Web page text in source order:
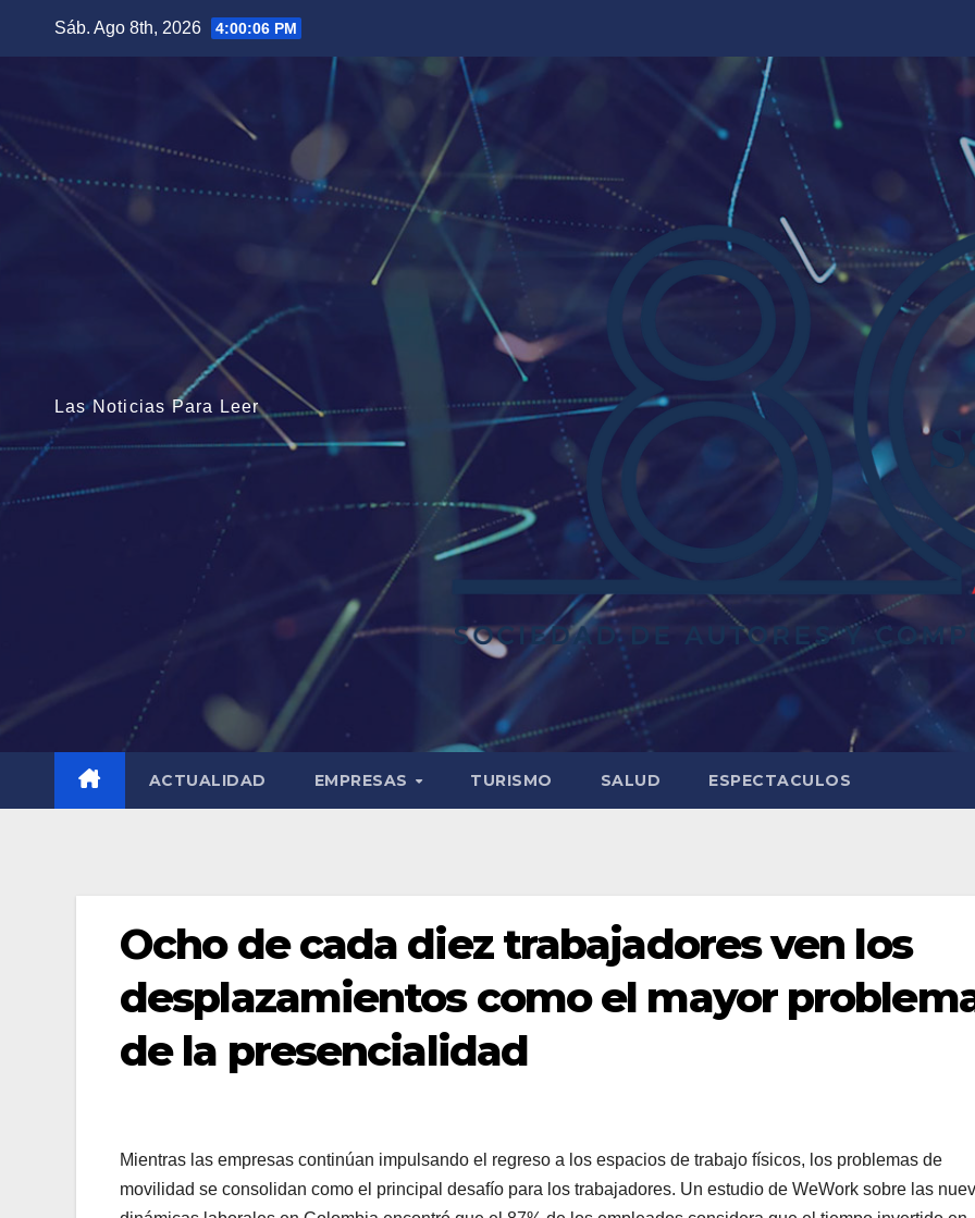
Sáb. Ago 8th, 2026 4:00:07 PM
Las Noticias Para Leer
ACTUALIDAD EMPRESAS TURISMO SALUD ESPECTACULOS
Ocho de cada diez trabajadores ven los
desplazamientos como el mayor
de la presencialidad
Mientras las empresas continúan impulsando el regreso a los espacios de trabajo físicos, los problemas de
movilidad se consolidan como el principal desafío para los trabajadores. Un estudio de WeWork sobre las